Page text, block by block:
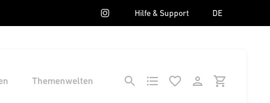
Hilfe & Support DE
Themenwelten